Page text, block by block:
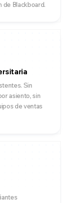
de Blackboard.
Sin
asiento, sin
de ventas